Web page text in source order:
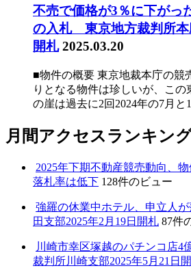
不売で価格が3％に下がっ
の入札 東京地方裁判所本
開札 2025.03.20
■物件の概要 東京地裁本庁の競
りとなる物件は珍しいが、この
の崖は過去に2回2024年の7月
月間アクセスランキン
2025年下期不動産競売動向、
落札率は低下 128件のビュー
強羅の休業中ホテル、申立人
田支部2025年2月19日開札 87件
川崎市幸区塚越のパチンコ店
裁判所川崎支部2025年5月21日